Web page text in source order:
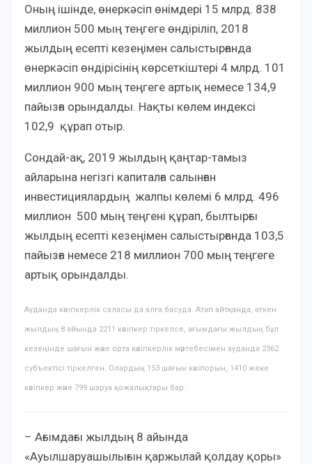
Оның ішінде, өнеркәсіп өнімдері 15 млрд. 838
миллион 500 мың теңгеге өндіріліп, 2018
жылдың есепті кезеңімен салыстырғанда
өнеркәсіп өндірісінің көрсеткіштері 4 млрд. 101
миллион 900 мың теңгеге артық немесе 134,9
пайызға орындалды. Нақты көлем индексі
102,9 құрап отыр.
Сондай-ақ, 2019 жылдың қаңтар-тамыз
айларына негізгі капиталға салынған
инвестициялардың жалпы көлемі 6 млрд. 496
миллион 500 мың теңгені құрап, былтырғы
жылдың есепті кезеңімен салыстырғанда 103,5
пайызға немесе 218 миллион 700 мың теңгеге
артық орындалды.
Ауданда кәсіпкерлік саласы да алға басуда. Атап айтқанда, өткен
жылдың 8 айында 2211 кәсіпкер тіркелсе, ағымдағы жылдың бұл
кезеңінде шағын және орта кәсіпкерлік мәртебесімен ауданда 2362
субъектісі тіркелген. Олардың 153 шағын кәсіпорын, 1410 жеке
кәсіпкер және 799 шаруа қожалықтары бар.
– Ағымдағы жылдың 8 айында
«Ауылшаруашылығын қаржылай қолдау қоры»